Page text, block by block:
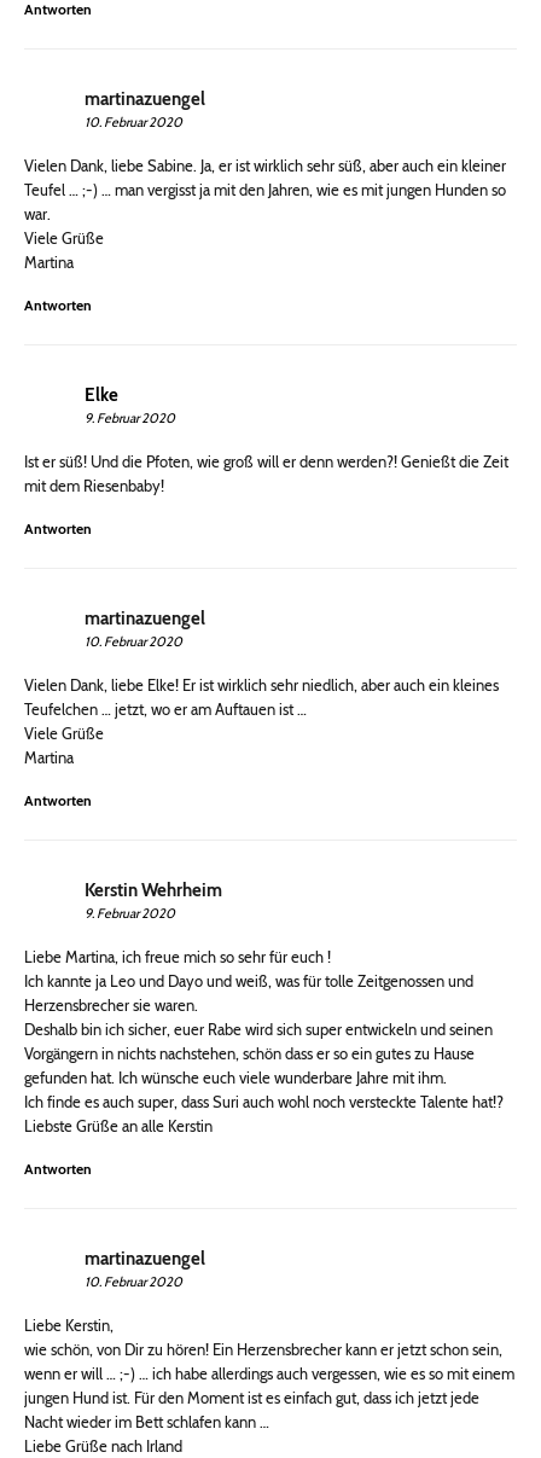
Antworten
martinazuengel
10. Februar 2020
Vielen Dank, liebe Sabine. Ja, er ist wirklich sehr süß, aber auch ein kleiner
Teufel … ;-) … man vergisst ja mit den Jahren, wie es mit jungen Hunden so
war.
Viele Grüße
Martina
Antworten
Elke
9. Februar 2020
Ist er süß! Und die Pfoten, wie groß will er denn werden?! Genießt die Zeit
mit dem Riesenbaby!
Antworten
martinazuengel
10. Februar 2020
Vielen Dank, liebe Elke! Er ist wirklich sehr niedlich, aber auch ein kleines
Teufelchen … jetzt, wo er am Auftauen ist …
Viele Grüße
Martina
Antworten
Kerstin Wehrheim
9. Februar 2020
Liebe Martina, ich freue mich so sehr für euch !
Ich kannte ja Leo und Dayo und weiß, was für tolle Zeitgenossen und
Herzensbrecher sie waren.
Deshalb bin ich sicher, euer Rabe wird sich super entwickeln und seinen
Vorgängern in nichts nachstehen, schön dass er so ein gutes zu Hause
gefunden hat. Ich wünsche euch viele wunderbare Jahre mit ihm.
Ich finde es auch super, dass Suri auch wohl noch versteckte Talente hat!?
Liebste Grüße an alle Kerstin
Antworten
martinazuengel
10. Februar 2020
Liebe Kerstin,
wie schön, von Dir zu hören! Ein Herzensbrecher kann er jetzt schon sein,
wenn er will … ;-) … ich habe allerdings auch vergessen, wie es so mit einem
jungen Hund ist. Für den Moment ist es einfach gut, dass ich jetzt jede
Nacht wieder im Bett schlafen kann …
Liebe Grüße nach Irland